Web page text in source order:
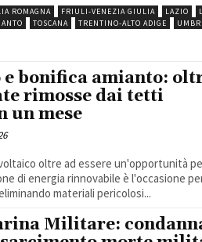
ROMAGNA FRIULI-VENEZIA GIULIA LAZIO
TOSCANA TRENTINO-ALTO ADIGE
bonifica amianto:
rimosse dai tetti
un mese
oltre ad essere un'opportunità
di energia rinnovabile è l'occasione
materiali pericolosi...
Militare: